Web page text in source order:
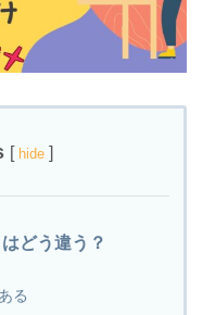
[ hide ]
どう違う？
る